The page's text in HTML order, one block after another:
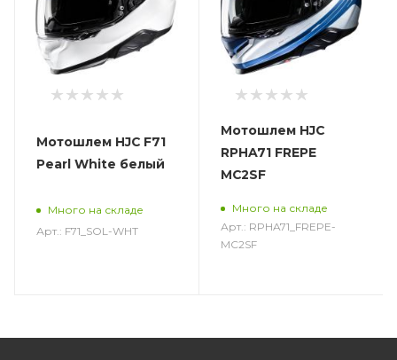
Мотошлем HJC F71
Pearl White белый
Много на складе
Арт.: F71_SOL-WHT
Мотошлем HJC
RPHA71 FREPE
MC2SF
Много на складе
Арт.: RPHA71_FREPE-
MC2SF